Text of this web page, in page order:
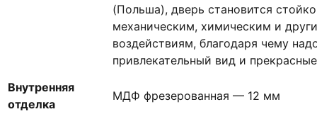
(Польша), дверь становится
механическим, химическим и
воздействиям, благодаря чему
привлекательный вид и
Внутренняя
отделка
МДФ фрезерованная — 12 мм